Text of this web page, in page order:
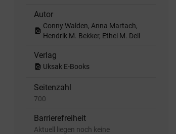
Autor
find_in_page
Conny Walden, Anna Martach,
Hendrik M. Bekker, Ethel M. Dell
Verlag
find_in_page Uksak E-Books
Seitenzahl
700
Barrierefreiheit
Aktuell liegen noch keine